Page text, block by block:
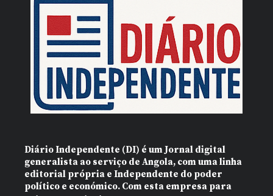
Diário Independente (DI) é um Jornal digital
generalista ao serviço de Angola, com uma linha
editorial própria e Independente do poder
político e económico. Com esta empresa para